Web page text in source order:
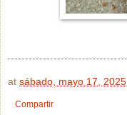
at sábado, mayo 17, 2025
Compartir